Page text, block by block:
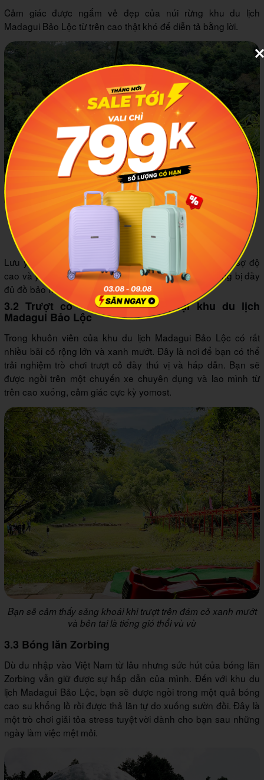
Cảm giác được ngắm vẻ đẹp của núi rừng khu du lịch
Madagui Bảo Lộc từ trên cao thật khó để diễn tả bằng lời.
Hóa thân thành những cô, cậu bé rừng xanh đu dây qua
những cánh rừng bạt ngàn
Lưu ý: trò chơi này không dành cho hội những người sợ độ
cao và yếu tim. Khi tham gia trò chơi bạn sẽ được trang bị đầy
đủ đồ bảo hộ.
3.2 Trượt cỏ - trò chơi thú vị tại khu du lịch
Madagui Bảo Lộc
Trong khuôn viên của khu du lịch Madagui Bảo Lộc có rất
nhiều bãi cỏ rộng lớn và xanh mướt. Đây là nơi để bạn có thể
trải nghiệm trò chơi trượt cỏ đầy thú vị và hấp dẫn. Bạn sẽ
được ngồi trên một chuyến xe chuyên dụng và lao mình từ
trên cao xuống, cảm giác cực kỳ yomost.
Bạn sẽ cảm thấy sảng khoái khi trượt trên đám cỏ xanh mướt
và bên tai là tiếng gió thổi vù vù
3.3 Bóng lăn Zorbing
Dù du nhập vào Việt Nam từ lâu nhưng sức hút của bóng lăn
Zorbing vẫn giữ được sự hấp dẫn của mình. Đến với khu du
lịch Madagui Bảo Lộc, bạn sẽ được ngồi trong một quả bóng
cao su khổng lồ rồi được thả lăn tự do xuống sườn đồi. Đây là
một trò chơi giải tỏa stress tuyệt vời dành cho bạn sau những
ngày làm việc mệt mỏi.